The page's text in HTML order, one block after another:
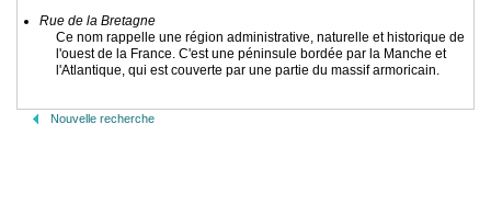
Rue de la Bretagne
Ce nom rappelle une région administrative, naturelle et historique de
l'ouest de la France. C'est une péninsule bordée par la Manche et
l'Atlantique, qui est couverte par une partie du massif armoricain.
Nouvelle recherche